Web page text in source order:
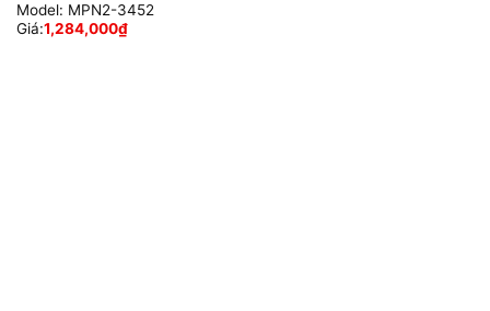
Model: MPN2-3452
Giá:1,284,000₫